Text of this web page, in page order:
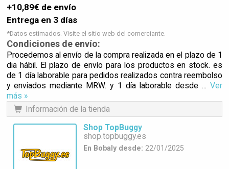
+10,89€ de envío
Entrega en 3 días
*Datos estimados. Visite el sitio web del comerciante.
Condiciones de envío:
Procedemos al envío de la compra realizada en el plazo de 1
dia hábil. El plazo de envío para los productos en stock. es
de 1 día laborable para pedidos realizados contra reembolso
y enviados mediante MRW. y 1 día laborable desde ... Ver
más »
Información de la tienda
Shop TopBuggy
shop.topbuggy.es
En Bobaly desde: 22/01/2025